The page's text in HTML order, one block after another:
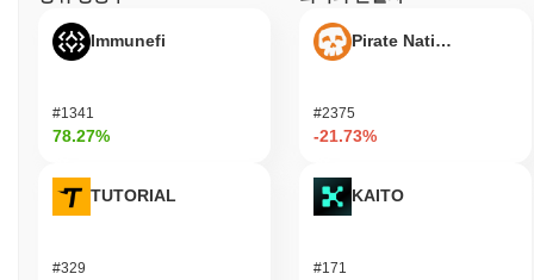
Immunefi
#1341
78.27%
TUTORIAL
#329
Pirate Nation Token
#2375
-21.73%
KAITO
#171